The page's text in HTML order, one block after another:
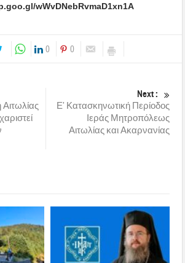
wWvDNebRvmaD1xn1A
0 0
Next :
Ε’ Κατασκηνωτική Περίοδος
Ιεράς Μητροπόλεως
Αιτωλίας και Ακαρνανίας